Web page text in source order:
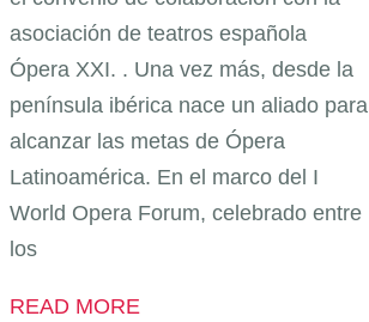
asociación de teatros española
Ópera XXI. . Una vez más, desde la
península ibérica nace un aliado para
alcanzar las metas de Ópera
Latinoamérica. En el marco del I
World Opera Forum, celebrado entre
los
READ MORE